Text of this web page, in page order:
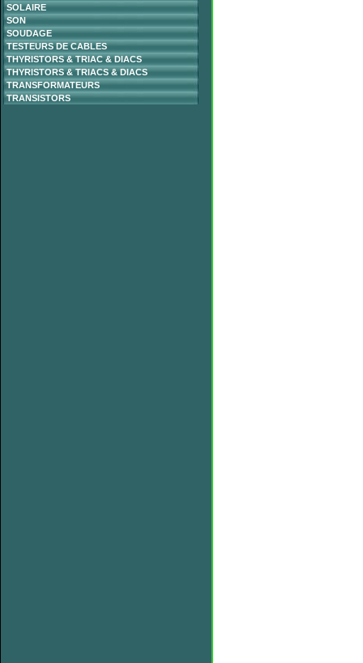
SOLAIRE
SON
SOUDAGE
TESTEURS DE CABLES
THYRISTORS & TRIAC & DIACS
THYRISTORS & TRIACS & DIACS
TRANSFORMATEURS
TRANSISTORS